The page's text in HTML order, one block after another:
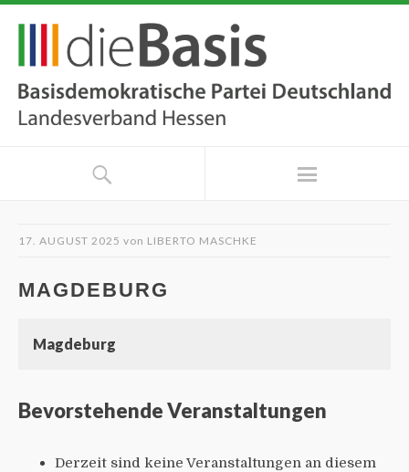
17. AUGUST 2025 von LIBERTO MASCHKE
MAGDEBURG
Magdeburg
Bevorstehende Veranstaltungen
Derzeit sind keine Veranstaltungen an diesem